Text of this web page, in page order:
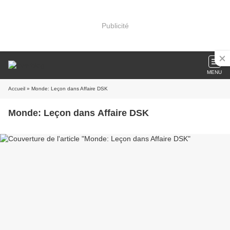
Publicité
MENU
Accueil » Monde: Leçon dans Affaire DSK
Monde: Leçon dans Affaire DSK